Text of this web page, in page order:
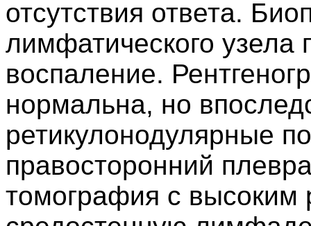
отсутствия ответа.
лимфатического узела
воспаление.
нормальна, но
ретикулонодулярные
правосторонний
томография с высоким